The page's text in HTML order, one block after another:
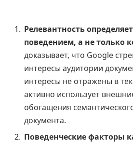
Релевантность
поведением, а не только
доказывает, что Google
интересы аудитории
интересы не отражены в
активно использует
обогащения
документа.
Поведенческие факторы